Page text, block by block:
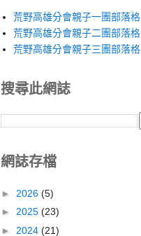
荒野高雄分會親子一團部落格
荒野高雄分會親子二團部落格
荒野高雄分會親子三團部落格
搜尋此網誌
網誌存檔
► 2026 (5)
► 2025 (23)
► 2024 (21)